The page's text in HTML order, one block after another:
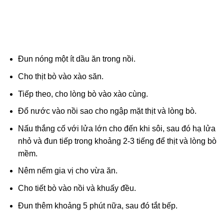
Đun nóng một ít dầu ăn trong nồi.
Cho thịt bò vào xào săn.
Tiếp theo, cho lòng bò vào xào cùng.
Đổ nước vào nồi sao cho ngập mặt thịt và lòng bò.
Nấu thắng cố với lửa lớn cho đến khi sôi, sau đó hạ lửa
nhỏ và đun tiếp trong khoảng 2-3 tiếng để thịt và lòng bò
mềm.
Nêm nếm gia vị cho vừa ăn.
Cho tiết bò vào nồi và khuấy đều.
Đun thêm khoảng 5 phút nữa, sau đó tắt bếp.